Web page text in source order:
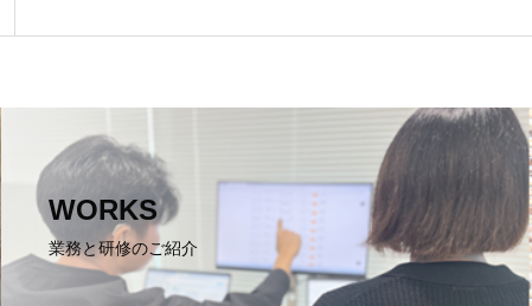
WORKS
業務と研修のご紹介